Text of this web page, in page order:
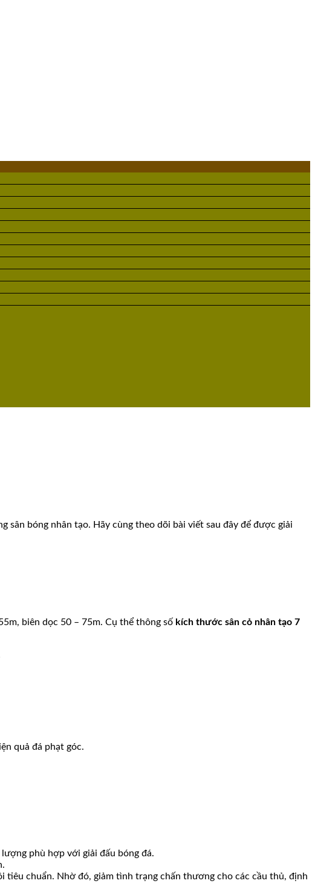
sân bóng nhân tạo. Hãy cùng theo dõi bài viết sau đây để được giải
biên dọc 50 – 75m. Cụ thể thông số kích thước sân cỏ nhân tạo 7
quả đá phạt góc.
phù hợp với giải đấu bóng đá.
chuẩn. Nhờ đó, giảm tình trạng chấn thương cho các cầu thủ, định